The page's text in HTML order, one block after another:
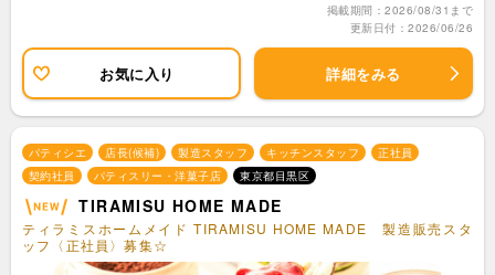
掲載期間：2026/08/31まで
更新日付：2026/06/26
お気に入り 詳細をみる
パティシエ 店長(候補) 製造スタッフ キッチンスタッフ
正社員
契約社員
パティスリー・洋菓子店 東京都目黒区
TIRAMISU HOME MADE
ティラミスホームメイド TIRAMISU HOME MADE 製造販売スタ
ッフ〈正社員〉募集☆